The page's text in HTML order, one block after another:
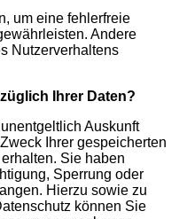
um eine fehlerfreie
Andere
Nutzerverhaltens
Ihrer Daten?
Auskunft
Ihrer gespeicherten
Sie haben
Sperrung oder
Hierzu sowie zu
können Sie